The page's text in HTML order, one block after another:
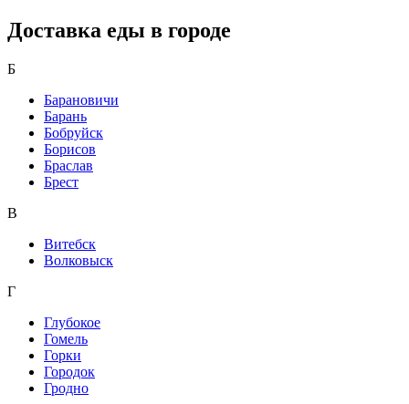
Доставка еды в городе
Б
Барановичи
Барань
Бобруйск
Борисов
Браслав
Брест
В
Витебск
Волковыск
Г
Глубокое
Гомель
Горки
Городок
Гродно